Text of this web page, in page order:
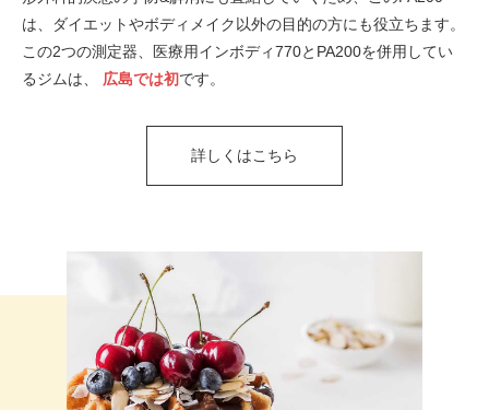
は、ダイエットやボディメイク以外の目的の方にも役立ちます。
この2つの測定器、医療用インボディ770とPA200を併用してい
るジムは、 広島では初です。
詳しくはこちら